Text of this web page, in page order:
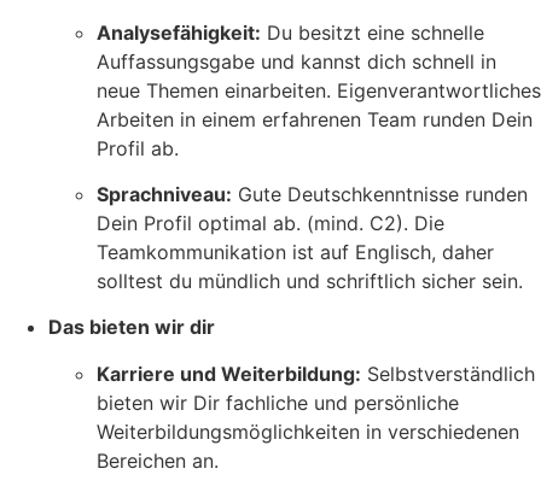
Analysefähigkeit: Du besitzt eine schnelle
Auffassungsgabe und kannst dich schnell in
neue Themen einarbeiten. Eigenverantwortliches
Arbeiten in einem erfahrenen Team runden Dein
Profil ab.
Sprachniveau: Gute Deutschkenntnisse runden
Dein Profil optimal ab. (mind. C2). Die
Teamkommunikation ist auf Englisch, daher
solltest du mündlich und schriftlich sicher sein.
Das bieten wir dir
Karriere und Weiterbildung: Selbstverständlich
bieten wir Dir fachliche und persönliche
Weiterbildungsmöglichkeiten in verschiedenen
Bereichen an.